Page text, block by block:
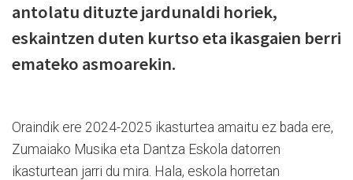
antolatu dituzte jardunaldi horiek,
eskaintzen duten kurtso eta ikasgaien berri
emateko asmoarekin.
Oraindik ere 2024-2025 ikasturtea amaitu ez bada ere,
Zumaiako Musika eta Dantza Eskola datorren
ikasturtean jarri du mira. Hala, eskola horretan